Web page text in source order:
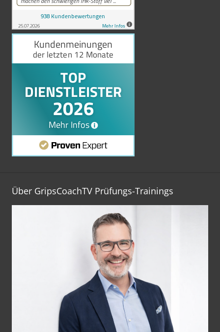
Über GripsCoachTV Prüfungs-Trainings